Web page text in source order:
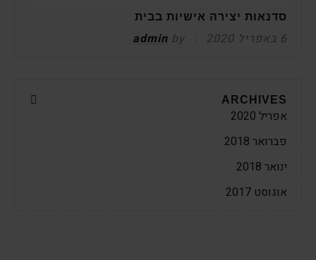
סדנאות יצירה אישיות בבית
6 באפריל 2020 by
admin
ARCHIVES
אפריל 2020
פברואר 2018
ינואר 2018
אוגוסט 2017